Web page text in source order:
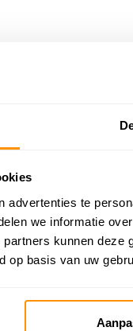
advertenties te
we informatie
kunnen
op basis van uw